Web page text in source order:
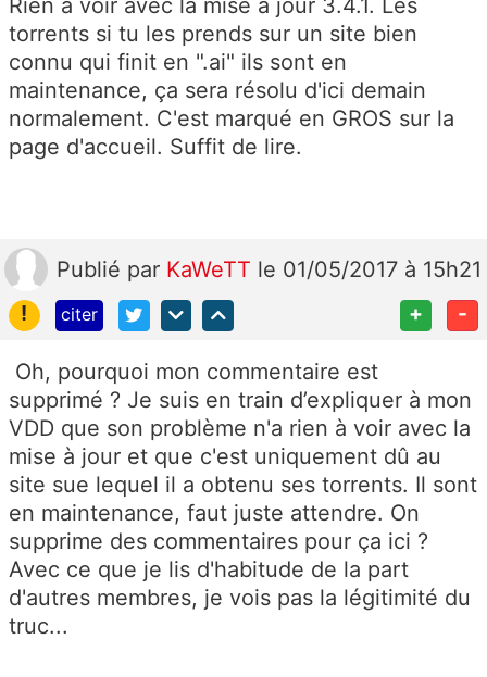
Rien à voir avec la mise à jour 3.4.1. Les
torrents si tu les prends sur un site bien
connu qui finit en ".ai" ils sont en
maintenance, ça sera résolu d'ici demain
normalement. C'est marqué en GROS sur la
page d'accueil. Suffit de lire.
Publié par KaWeTT le 01/05/2017 à 15h21
!
citer + -
Oh, pourquoi mon commentaire est
supprimé ? Je suis en train d’expliquer à mon
VDD que son problème n'a rien à voir avec la
mise à jour et que c'est uniquement dû au
site sue lequel il a obtenu ses torrents. Il sont
en maintenance, faut juste attendre. On
supprime des commentaires pour ça ici ?
Avec ce que je lis d'habitude de la part
d'autres membres, je vois pas la légitimité du
truc...